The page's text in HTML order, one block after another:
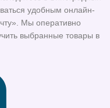
удобным онлайн-
Мы оперативно
выбранные товары в